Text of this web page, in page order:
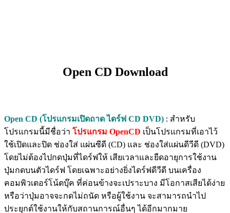
Open CD Download
Open CD (โปรแกรมเปิดถาด ไดร์ฟ CD DVD) : สำหรับ
โปรแกรมนี้มีชื่อว่า โปรแกรม OpenCD เป็นโปรแกรมที่เอาไว้
ใช้เปิดและปิด ช่องใส่ แผ่นซีดี (CD) และ ช่องใส่แผ่นดีวีดี (DVD)
โดยไม่ต้องไปกดปุ่มที่ไดร์ฟให้ เสียเวลาและยืดอายุการใช้งาน
ปุ่มกดบนตัวไดร์ฟ โดยเฉพาะอย่างยิ่งไดร์ฟดีวีดี บนเครื่อง
คอมพิวเตอร์โน้ตบุ๊ค ที่ค่อนข้างจะเปราะบาง มีโอกาสเสียได้ง่าย
หรือว่าปุ่มอาจจะกดไม่ถนัด หรือผู้ใช้งาน จะสามารถนำไป
ประยุกต์ใช้งานให้กับสถานการณ์อื่นๆ ได้อีกมากมาย